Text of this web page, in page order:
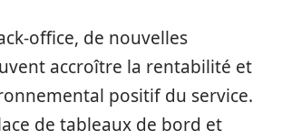
office, de nouvelles
accroître la rentabilité et
positif du service.
de tableaux de bord et